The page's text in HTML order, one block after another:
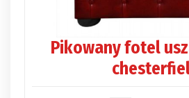
Pikowany fotel